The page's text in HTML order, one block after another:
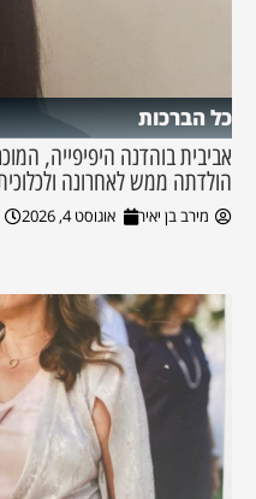
כל הברכות
אביבית בוהדנה היפיפייה,
הולדתה ממש לאחרונה
מירב בן יאיר אוגוסט 4, 2026